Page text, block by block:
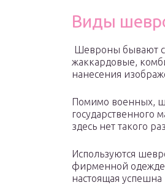
Виды
Шевроны бывают
жаккардовые,
нанесения
Помимо военных,
здесь нет такого
Используются
фирменной одежде.
настоящая